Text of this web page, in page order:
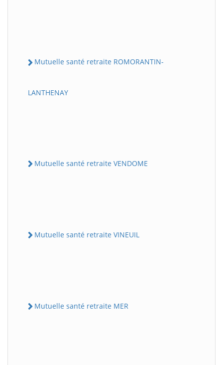
Mutuelle santé retraite ROMORANTIN-
LANTHENAY
Mutuelle santé retraite VENDOME
Mutuelle santé retraite VINEUIL
Mutuelle santé retraite MER